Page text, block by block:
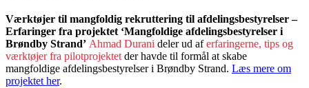
Værktøjer til mangfoldig rekruttering til afdelingsbestyrelser –
Erfaringer fra projektet ‘Mangfoldige afdelingsbestyrelser i
Brøndby Strand’ Ahmad Durani deler ud aferfaringerne, tips og
værktøjer fra pilotprojektet der havde til formål at skabe
mangfoldige afdelingsbestyrelser i Brøndby Strand. Læs mere om
projektet her.